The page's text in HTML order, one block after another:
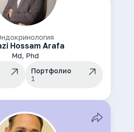
Hossam Arafa
Md, Phd
Портфолио
1